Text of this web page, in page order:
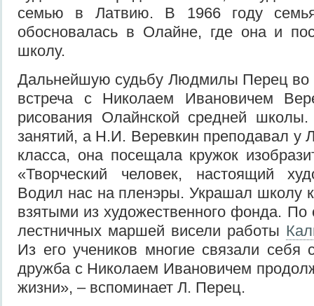
семью в Латвию. В 1966 году
обосновалась в Олайне, где она и
школу.
Дальнейшую судьбу Людмилы Перец во
встреча с Николаем Ивановичем
рисования Олайнской средней
занятий, а Н.И. Веревкин преподавал у
класса, она посещала кружок
«Творческий человек, настоящий
Водил нас на пленэры. Украшал школу
взятыми из художественного фонда. По
лестничных маршей висели работы
Из его учеников многие связали себя
дружба с Николаем Ивановичем
жизни», – вспоминает Л. Перец.